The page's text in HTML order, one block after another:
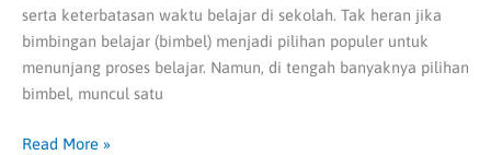
serta keterbatasan waktu belajar di sekolah. Tak heran jika
bimbingan belajar (bimbel) menjadi pilihan populer untuk
menunjang proses belajar. Namun, di tengah banyaknya pilihan
bimbel, muncul satu
Read More »